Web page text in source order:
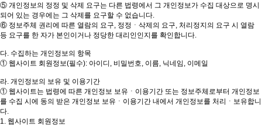
⑤ 개인정보의 정정 및 삭제 요구는 다른 법령에서 그 개인정보가 수집 대상으로 명시
되어 있는 경우에는 그 삭제를 요구할 수 없습니다.
⑥ 정보주체 권리에 따른 열람의 요구, 정정ㆍ삭제의 요구, 처리정지의 요구 시 열람
등 요구를 한 자가 본인이거나 정당한 대리인인지를 확인합니다.
다. 수집하는 개인정보의 항목
① 웹사이트 회원정보(필수): 아이디, 비밀번호, 이름, 닉네임, 이메일
라. 개인정보의 보유 및 이용기간
① 웹사이트는 법령에 따른 개인정보 보유ㆍ이용기간 또는 정보주체로부터 개인정보
를 수집 시에 동의 받은 개인정보 보유ㆍ이용기간 내에서 개인정보를 처리ㆍ보유합니
다.
1. 웹사이트 회원정보